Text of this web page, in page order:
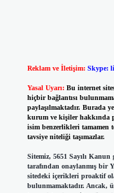
Reklam ve İletişim: Skype:
Yasal Uyarı: Bu internet
hiçbir bağlantısı
paylaşılmaktadır. Burada
kurum ve kişiler hakkında
isim benzerlikleri tamamen
tavsiye niteliği taşımazlar.
Sitemiz, 5651 Sayılı
tarafından onaylanmış bir
sitedeki içerikleri proaktif
bulunmamaktadır. Ancak,